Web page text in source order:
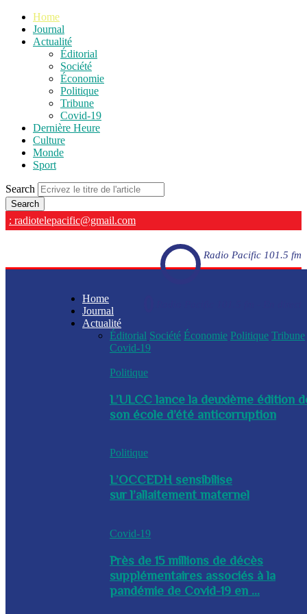
Home
Journal
Actualité
Éditorial
Société
Économie
Politique
Tribune
Covid-19
Dernière Heure
Culture
Monde
Sport
Search
: radiotelepacific@gmail.com
Radio Pacific 101.5 fm
Home
Journal
Actualité
Éditorial Société Économie Politique Tribune
Covid-19
Politique
L’ULCC lance la deuxième édition
son école d’été anticorruption
Politique
L’OCCEDH sensibilise
sur l’allaitement maternel
Covid-19
Près de 15 millions de décès
supplémentaires associés à la
pandémie de Covid-19 en ...